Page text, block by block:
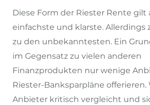
Diese Form der Riester Rente gilt
einfachste und klarste. Allerdings
zu den unbekanntesten. Ein
im Gegensatz zu vielen anderen
Finanzprodukten nur wenige
Riester-Banksparpläne offerieren.
Anbieter kritisch vergleicht und